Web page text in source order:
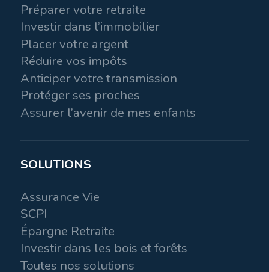
Préparer votre retraite
Investir dans l’immobilier
Placer votre argent
Réduire vos impôts
Anticiper votre transmission
Protéger ses proches
Assurer l’avenir de mes enfants
SOLUTIONS
Assurance Vie
SCPI
Épargne Retraite
Investir dans les bois et forêts
Toutes nos solutions